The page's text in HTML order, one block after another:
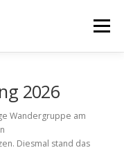
Menü
2026
Wandergruppe am
Diesmal stand das